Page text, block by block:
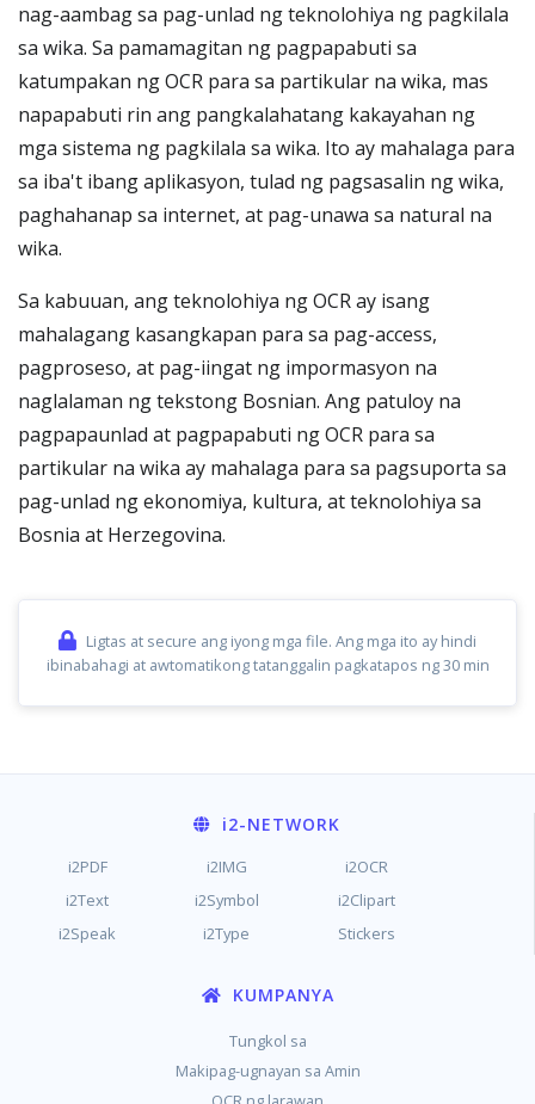
nag-aambag sa pag-unlad ng teknolohiya ng pagkilala
sa wika. Sa pamamagitan ng pagpapabuti sa
katumpakan ng OCR para sa partikular na wika, mas
napapabuti rin ang pangkalahatang kakayahan ng
mga sistema ng pagkilala sa wika. Ito ay mahalaga para
sa iba't ibang aplikasyon, tulad ng pagsasalin ng wika,
paghahanap sa internet, at pag-unawa sa natural na
wika.
Sa kabuuan, ang teknolohiya ng OCR ay isang
mahalagang kasangkapan para sa pag-access,
pagproseso, at pag-iingat ng impormasyon na
naglalaman ng tekstong Bosnian. Ang patuloy na
pagpapaunlad at pagpapabuti ng OCR para sa
partikular na wika ay mahalaga para sa pagsuporta sa
pag-unlad ng ekonomiya, kultura, at teknolohiya sa
Bosnia at Herzegovina.
Ligtas at secure ang iyong mga file. Ang mga ito ay hindi
ibinabahagi at awtomatikong tatanggalin pagkatapos ng 30 min
i2-NETWORK
i2PDF i2IMG
i2OCR
i2Text
i2Symbol
i2Clipart
i2Speak
i2Type Stickers
KUMPANYA
Tungkol sa
Makipag-ugnayan sa Amin